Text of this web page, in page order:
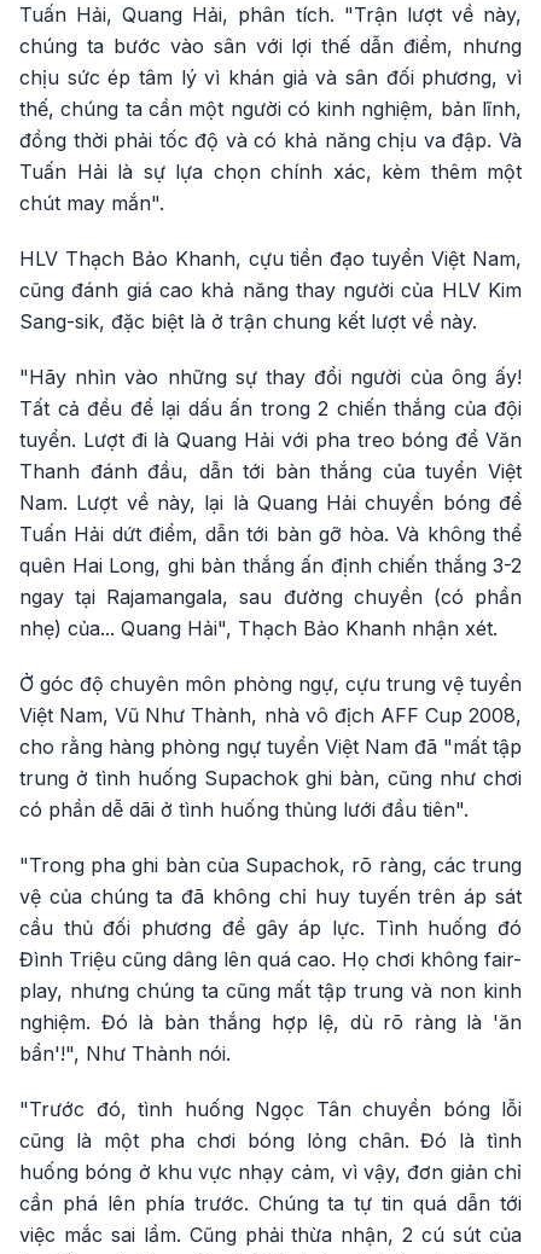
Tuấn Hải, Quang Hải, phân tích. "Trận lượt về này,
chúng ta bước vào sân với lợi thế dẫn điểm, nhưng
chịu sức ép tâm lý vì khán giả và sân đối phương, vì
thế, chúng ta cần một người có kinh nghiệm, bản lĩnh,
đồng thời phải tốc độ và có khả năng chịu va đập. Và
Tuấn Hải là sự lựa chọn chính xác, kèm thêm một
chút may mắn".
HLV Thạch Bảo Khanh, cựu tiền đạo tuyển Việt Nam,
cũng đánh giá cao khả năng thay người của HLV Kim
Sang-sik, đặc biệt là ở trận chung kết lượt về này.
"Hãy nhìn vào những sự thay đổi người của ông ấy!
Tất cả đều để lại dấu ấn trong 2 chiến thắng của đội
tuyển. Lượt đi là Quang Hải với pha treo bóng để Văn
Thanh đánh đầu, dẫn tới bàn thắng của tuyển Việt
Nam. Lượt về này, lại là Quang Hải chuyền bóng để
Tuấn Hải dứt điểm, dẫn tới bàn gỡ hòa. Và không thể
quên Hai Long, ghi bàn thắng ấn định chiến thắng 3-2
ngay tại Rajamangala, sau đường chuyền (có phần
nhẹ) của... Quang Hải", Thạch Bảo Khanh nhận xét.
Ở góc độ chuyên môn phòng ngự, cựu trung vệ tuyển
Việt Nam, Vũ Như Thành, nhà vô địch AFF Cup 2008,
cho rằng hàng phòng ngự tuyển Việt Nam đã "mất tập
trung ở tình huống Supachok ghi bàn, cũng như chơi
có phần dễ dãi ở tình huống thủng lưới đầu tiên".
"Trong pha ghi bàn của Supachok, rõ ràng, các trung
vệ của chúng ta đã không chỉ huy tuyến trên áp sát
cầu thủ đối phương để gây áp lực. Tình huống đó
Đình Triệu cũng dâng lên quá cao. Họ chơi không fair-
play, nhưng chúng ta cũng mất tập trung và non kinh
nghiệm. Đó là bàn thắng hợp lệ, dù rõ ràng là 'ăn
bẩn'!", Như Thành nói.
"Trước đó, tình huống Ngọc Tân chuyền bóng lỗi
cũng là một pha chơi bóng lỏng chân. Đó là tình
huống bóng ở khu vực nhạy cảm, vì vậy, đơn giản chỉ
cần phá lên phía trước. Chúng ta tự tin quá dẫn tới
việc mắc sai lầm. Cũng phải thừa nhận, 2 cú sút của